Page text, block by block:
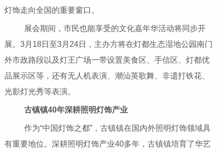
灯饰走向全国的重要窗口。
展会期间，市民也能享受的文化嘉年华活动将同步开
展。3月18日至3月24日，主办方将在灯都生态湿地公园南门
外市政路段以及灯王广场一带设置美食区、手信区、灯都优
品展示区等，还有无人机表演、潮汕英歌舞、非遗打铁花、
光影灯光秀等表演。
古镇镇40年深耕照明灯饰产业
作为“中国灯饰之都”，古镇镇在国内外照明灯饰领域具
有重要地位。深耕照明灯饰产业40多年，古镇镇培育了华艺